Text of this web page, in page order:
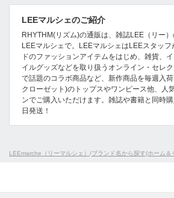
LEEマルシェのご紹介
RHYTHM(リズム)の通販は、雑誌LEE（リー）
LEEマルシェで。LEEマルシェはLEEスタッ
ドのファッションアイテムをはじめ、雑貨、
イルグッズなどを取り扱うオンライン・セレ
で話題のコラボ商品など、新作商品を毎週入
クローゼット)のトップスやワンピース他、人
ンでご購入いただけます。雑誌や書籍と同時
日発送！
LEEmarche（リーマルシェ） /ブランド名から探す(ホーム＆